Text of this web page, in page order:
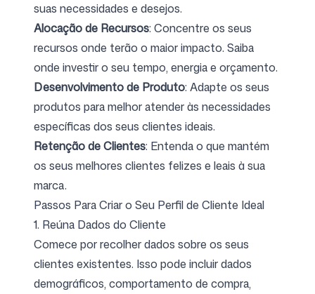
suas necessidades e desejos.
Alocação de Recursos: Concentre os seus
recursos onde terão o maior impacto. Saiba
onde investir o seu tempo, energia e orçamento.
Desenvolvimento de Produto: Adapte os seus
produtos para melhor atender às necessidades
específicas dos seus clientes ideais.
Retenção de Clientes: Entenda o que mantém
os seus melhores clientes felizes e leais à sua
marca.
Passos Para Criar o Seu Perfil de Cliente Ideal
1. Reúna Dados do Cliente
Comece por recolher dados sobre os seus
clientes existentes. Isso pode incluir dados
demográficos, comportamento de compra,